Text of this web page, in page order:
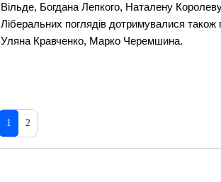
Вільде, Богдана Лепкого, Наталену
Ліберальних поглядів дотримувалися
Уляна Кравченко, Марко Черемшина.
1 2